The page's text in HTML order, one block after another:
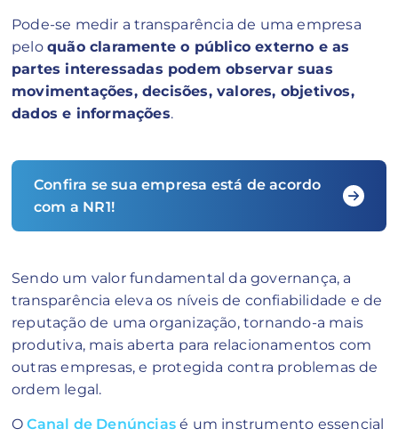
Pode-se medir a transparência de uma empresa
pelo quão claramente o público externo e as
partes interessadas podem observar suas
movimentações, decisões, valores, objetivos,
dados e informações.
Confira se sua empresa está de acordo
com a NR1!
Sendo um valor fundamental da governança, a
transparência eleva os níveis de confiabilidade e de
reputação de uma organização, tornando-a mais
produtiva, mais aberta para relacionamentos com
outras empresas, e protegida contra problemas de
ordem legal.
OCanal de Denúncias é um instrumento essencial